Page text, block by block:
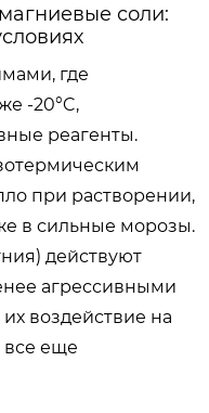
соли:
где
-20°C,
реагенты.
при растворении,
в сильные морозы.
действуют
агрессивными
воздействие на
все еще